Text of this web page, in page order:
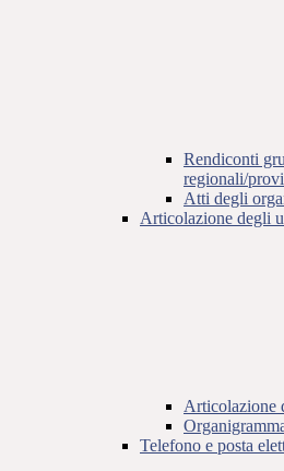
Rendiconti
regionali/
Atti degli
Articolazione degli
Articolazione
Telefono e posta